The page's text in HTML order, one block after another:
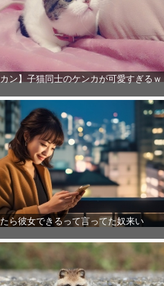
カン】子猫同士のケンカが可愛すぎるｗ
ら彼女できるって言ってた奴来い